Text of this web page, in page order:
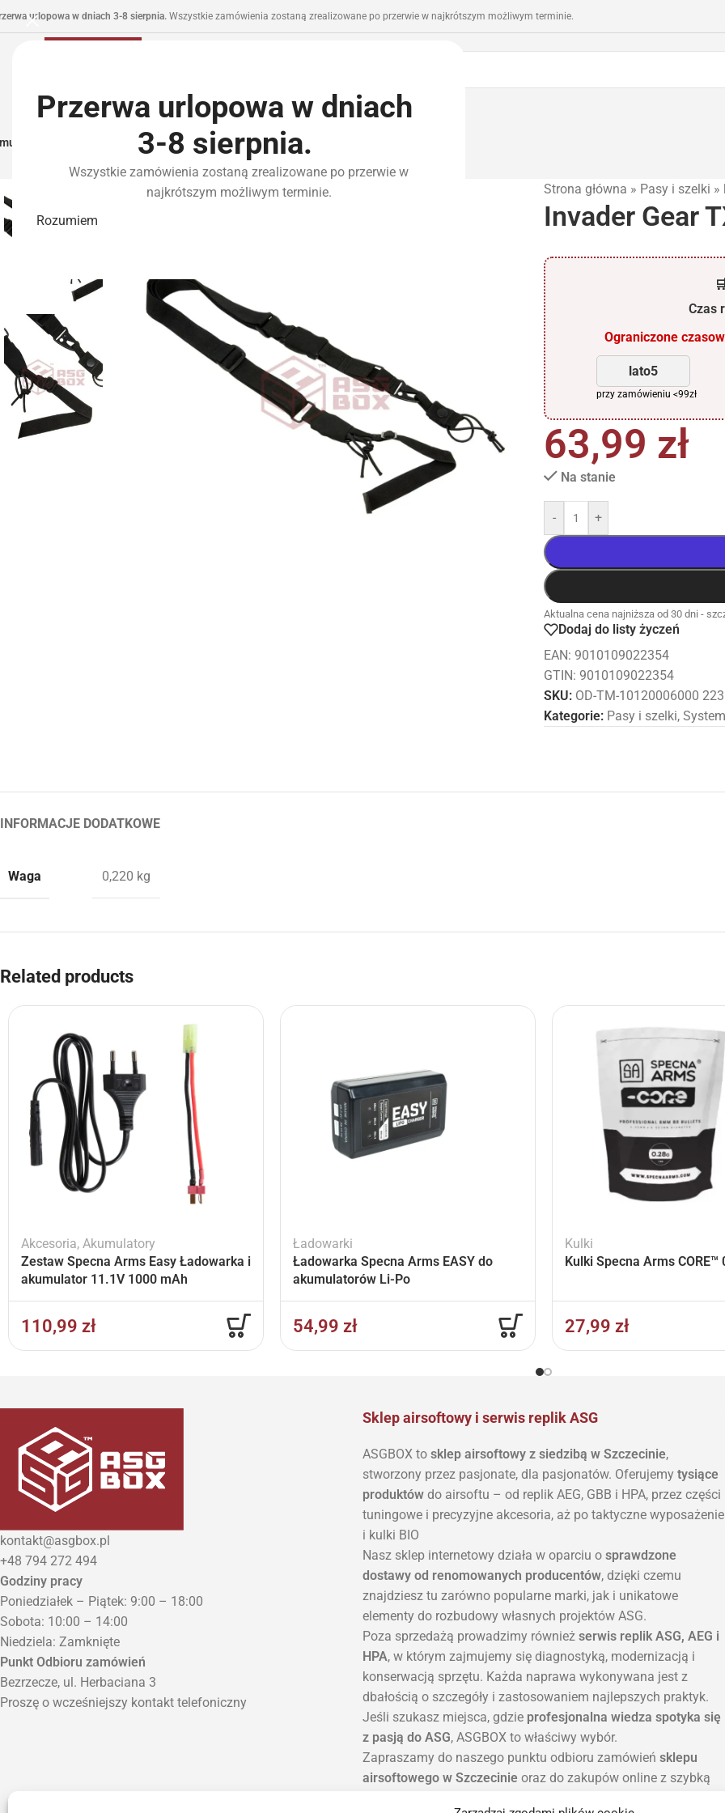
Przerwa urlopowa w dniach
3-8 sierpnia.
Wszystkie zamówienia zostaną zrealizowane po przerwie w
najkrótszym możliwym terminie.
Rozumiem
urlopowa w dniach 3-8 sierpnia. Wszystkie zamówienia zostaną zrealizowane po przerwie w najkrótszym możliwym terminie.
I Zasilanie Części I Tuning HPAWyposażenie Taktyczne
Strona główna » Pasy i szelki »
Invader Gear
Czas
Ograniczone
lato5
przy zamówieniu <99zł
63,99 zł
Na stanie
- +
Aktualna cena najniższa od 30 dni -
Dodaj do listy życzeń
EAN: 9010109022354
GTIN: 9010109022354
SKU: OD-TM-10120006000
Kategorie: Pasy i szelki,
INFORMACJE DODATKOWE
Waga 0,220 kg
Related products
Akcesoria, Akumulatory
Zestaw Specna Arms Easy Ładowarka i
akumulator 11.1V 1000 mAh
110,99 zł
Ładowarki
Ładowarka Specna Arms EASY do
akumulatorów Li-Po
54,99 zł
Kulki
Kulki Specna Arms CORE™
27,99 zł
kontakt@asgbox.pl
+48 794 272 494
Godziny pracy
Poniedziałek – Piątek: 9:00 – 18:00
Sobota: 10:00 – 14:00
Niedziela: Zamknięte
Punkt Odbioru zamówień
Bezrzecze, ul. Herbaciana 3
Proszę o wcześniejszy kontakt telefoniczny
Sklep airsoftowy i serwis replik ASG
ASGBOX to sklep airsoftowy z siedzibą w Szczecinie,
stworzony przez pasjonate, dla pasjonatów. Oferujemy tysiące
produktów do airsoftu – od replik AEG, GBB i HPA, przez części
tuningowe i precyzyjne akcesoria, aż po taktyczne wyposażenie
i kulki BIO
Nasz sklep internetowy działa w oparciu o sprawdzone
dostawy od renomowanych producentów, dzięki czemu
znajdziesz tu zarówno popularne marki, jak i unikatowe
elementy do rozbudowy własnych projektów ASG.
Poza sprzedażą prowadzimy również serwis replik ASG, AEG i
HPA, w którym zajmujemy się diagnostyką, modernizacją i
konserwacją sprzętu. Każda naprawa wykonywana jest z
dbałością o szczegóły i zastosowaniem najlepszych praktyk.
Jeśli szukasz miejsca, gdzie profesjonalna wiedza spotyka się
z pasją do ASG, ASGBOX to właściwy wybór.
Zapraszamy do naszego punktu odbioru zamówień sklepu
airsoftowego w Szczecinie oraz do zakupów online z szybką